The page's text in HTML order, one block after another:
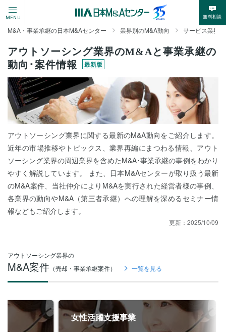
MENU 無料相談
M&A・事業承継の日本M&Aセンター 業界別のM&A動向 サービス業界
アウトソーシング業界のM&Aと事業承継の
動向･案件情報
最新版
アウトソーシング業界に関する最新のM&A動向をご紹介します。
近年の市場推移やトピックス、業界再編にまつわる情報、アウト
ソーシング業界の周辺業界を含めたM&A･事業承継の事例をわかり
やすく解説しています。 また、日本M&Aセンターが取り扱う最新
のM&A案件、当社仲介によりM&Aを実行された経営者様の事例、
各業界の動向やM&A（第三者承継）への理解を深めるセミナー情
報などもご紹介します。
更新： 2025/10/09
アウトソーシング業界の
M&A案件 （売却・事業承継案件） 一覧を見る
女性活躍支援事業